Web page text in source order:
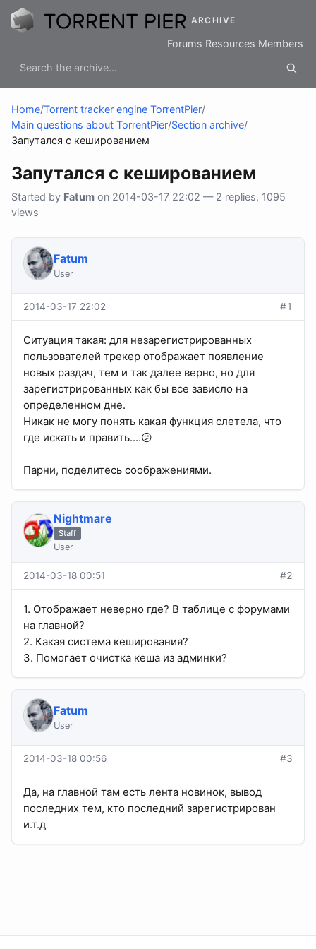
ARCHIVE
Forums Resources Members
Home/Torrent tracker engine TorrentPier/
Main questions about TorrentPier/Section archive/
Запутался с кешированием
Запутался с кешированием
Started by Fatum on 2014-03-17 22:02 — 2 replies, 1095
views
Fatum
User
2014-03-17 22:02 #1
Ситуация такая: для незарегистрированных
пользователей трекер отображает появление
новых раздач, тем и так далее верно, но для
зарегистрированных как бы все зависло на
определенном дне.
Никак не могу понять какая функция слетела, что
где искать и править....😕
Парни, поделитесь соображениями.
Nightmare
Staff
User
2014-03-18 00:51 #2
1. Отображает неверно где? В таблице с форумами
на главной?
2. Какая система кеширования?
3. Помогает очистка кеша из админки?
Fatum
User
2014-03-18 00:56 #3
Да, на главной там есть лента новинок, вывод
последних тем, кто последний зарегистрирован
и.т.д